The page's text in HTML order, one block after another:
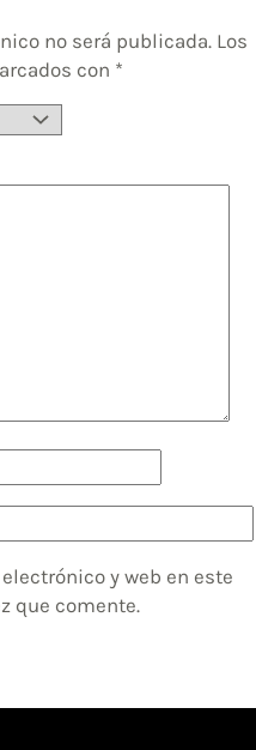
no será publicada. Los
con *
y web en este
que comente.